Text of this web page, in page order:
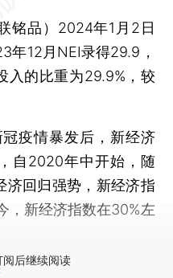
品）2024年1月2日
年12月NEI录得29.9，
入的比重为29.9%，较
疫情暴发后，新经济
自2020年中开始，随
济回归强势，新经济指
，新经济指数在30%左
阅后继续阅读